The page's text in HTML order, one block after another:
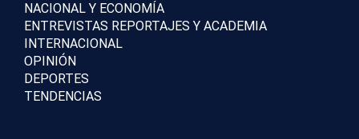
NACIONAL Y ECONOMÍA
ENTREVISTAS REPORTAJES Y ACADEMIA
INTERNACIONAL
OPINIÓN
DEPORTES
TENDENCIAS